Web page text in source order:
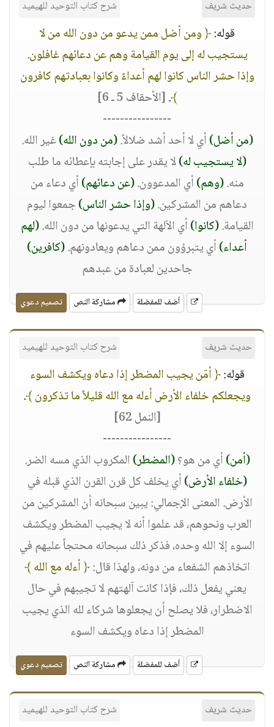
حديث شريف شرح كتاب التوحيد للهيميد
قوله:﴿ ومن أضل ممن يدعو من دون الله من لا
يستجيب له إلى يوم القيامة وهم عن دعائهم غافلون.
وإذا حشر الناس كانوا لهم أعداءً وكانوا بعبادتهم كافرون
﴾.[الأحقاف 5 ـ 6]
----------------
(من أضل)أي لا أحد أشد ضلالاً.(من دون الله)غير الله.
(لا يستجيب له)لا يقدر على إجابته بإعطائه ما طلب
منه.(وهم)أي المدعوون.(عن دعائهم)أي دعاء من
دعاهم من المشركين.(وإذا حشر الناس)جمعوا ليوم
القيامة.(كانوا)أي الآلهة التي يدعونها من دون الله.(لهم
أعداء)أي يتبرؤون ممن دعاهم ويعادونهم.(كافرين)
جاحدين لعبادة من عبدهم
أضف للمفضلة مشاركة النص تصميم دعوي
حديث شريف شرح كتاب التوحيد للهيميد
قوله:﴿ أمّن يجيب المضطر إذا دعاه ويكشف السوء
ويجعلكم خلفاء الأرض أءله مع الله قليلاً ما تذكرون ﴾.
[النمل 62]
----------------
(أمن)أي من هو؟(المضطر)المكروب الذي مسه الضر.
(خلفاء الأرض)أي يخلف كل قرن القرن الذي قبله في
الأرض. المعنى الإجمالي: يبين سبحانه أن المشركين من
العرب ونحوهم، قد علموا أنه لا يجيب المضطر ويكشف
السوء إلا الله وحده، فذكر ذلك سبحانه محتجاً عليهم في
اتخاذهم الشفعاء من دونه، ولهذا قال:﴿ أءله مع الله ﴾
يعني يفعل ذلك، فإذا كانت آلهتهم لا تجيبهم في حال
الاضطرار، فلا يصلح أن يجعلوها شركاء لله الذي يجيب
المضطر إذا دعاه ويكشف السوء
أضف للمفضلة مشاركة النص تصميم دعوي
حديث شريف شرح كتاب التوحيد للهيميد